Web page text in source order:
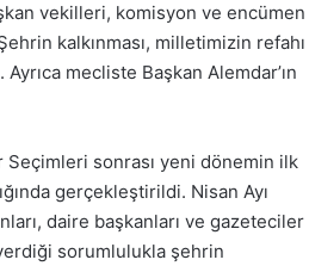
vekilleri, komisyon ve encümen
kalkınması, milletimizin refahı
mecliste Başkan Alemdar’ın
sonrası yeni dönemin ilk
gerçekleştirildi. Nisan Ayı
daire başkanları ve gazeteciler
verdiği sorumlulukla şehrin